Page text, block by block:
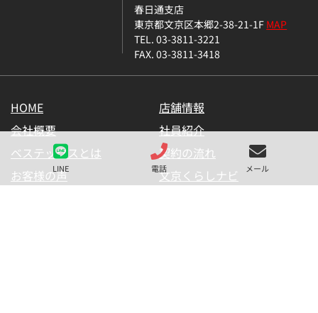
LINE 電話 メール
春日通支店
東京都文京区本郷2-38-21-1FMAP
TEL. 03-3811-3221
FAX. 03-3811-3418
HOME
店舗情報
会社概要
社員紹介
ベステックスとは
契約の流れ
お客様の声
文京くらしナビ